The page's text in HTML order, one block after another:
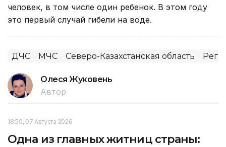
человек, в том числе один ребенок. В этом году
это первый случай гибели на воде.
ДЧС МЧС Северо-Казахстанская область
Олеся Жуковень
Автор
18:50, 07 Августа 2026
Одна из главных житниц страны: